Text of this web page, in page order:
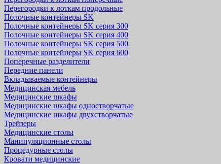
Перегородки к лоткам продольные
Полочные контейнеры SK
Полочные контейнеры SK серия 300
Полочные контейнеры SK серия 400
Полочные контейнеры SK серия 500
Полочные контейнеры SK серия 600
Поперечные разделители
Передние панели
Вкладываемые контейнеры
Медицинская мебель
Медицинские шкафы
Медицинские шкафы одностворчатые
Медицинские шкафы двухстворчатые
Трейзеры
Медицинские столы
Манипуляционные столы
Процедурные столы
Кровати медицинские